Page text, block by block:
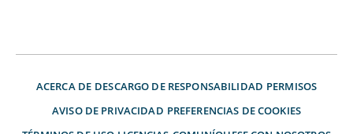
ACERCA DE DESCARGO DE RESPONSABILIDAD PERMISOS
AVISO DE PRIVACIDAD PREFERENCIAS DE COOKIES